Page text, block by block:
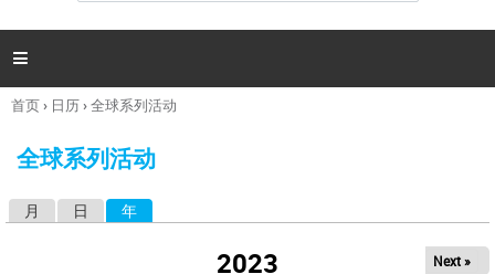

你
这
首页› 日历›全球系列活动
全球系列活动
月 日 年
2023 Next »